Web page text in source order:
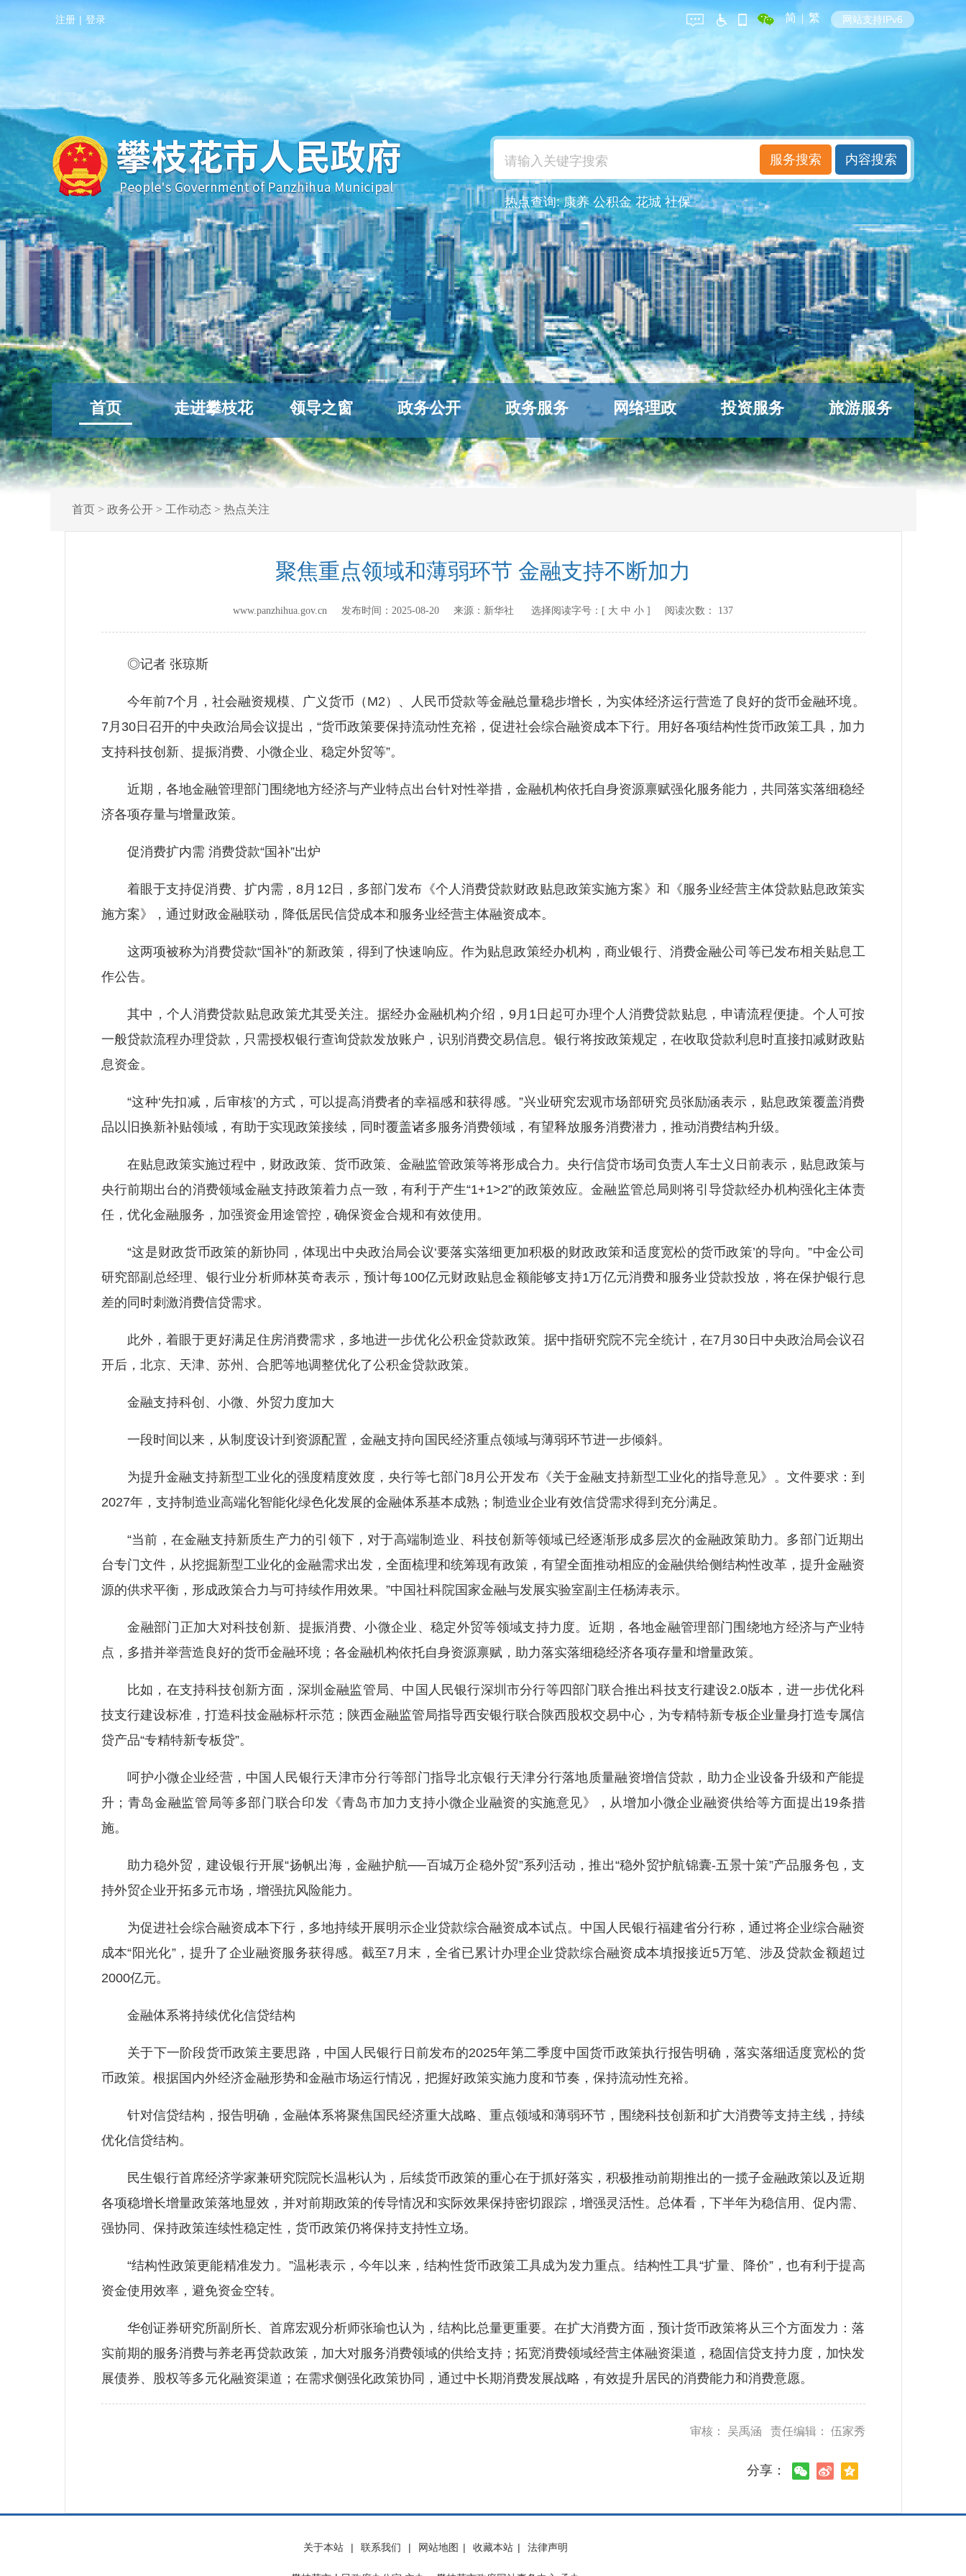
注册 | 登录 简 | 繁 网站支持IPv6
热点查询:康养 公积金 花城 社保
首页 走进攀枝花 领导之窗 政务公开 政务服务 网络理政 投资服务 旅游服务
首页> 政务公开> 工作动态 > 热点关注
聚焦重点领域和薄弱环节 金融支持不断加力
www.panzhihua.gov.cn 发布时间： 2025-08-20 来源： 新华社 选择阅读字号：[ 大 中 小 ] 阅读次数： 137
◎记者 张琼斯
今年前7个月，社会融资规模、广义货币（M2）、人民币贷款等金融总量稳步增长，为实体经济运行营造了良好的货币金融环境。
7月30日召开的中央政治局会议提出，“货币政策要保持流动性充裕，促进社会综合融资成本下行。用好各项结构性货币政策工具，加力
支持科技创新、提振消费、小微企业、稳定外贸等”。
近期，各地金融管理部门围绕地方经济与产业特点出台针对性举措，金融机构依托自身资源禀赋强化服务能力，共同落实落细稳经
济各项存量与增量政策。
促消费扩内需 消费贷款“国补”出炉
着眼于支持促消费、扩内需，8月12日，多部门发布《个人消费贷款财政贴息政策实施方案》和《服务业经营主体贷款贴息政策实
施方案》，通过财政金融联动，降低居民信贷成本和服务业经营主体融资成本。
这两项被称为消费贷款“国补”的新政策，得到了快速响应。作为贴息政策经办机构，商业银行、消费金融公司等已发布相关贴息工
作公告。
其中，个人消费贷款贴息政策尤其受关注。据经办金融机构介绍，9月1日起可办理个人消费贷款贴息，申请流程便捷。个人可按
一般贷款流程办理贷款，只需授权银行查询贷款发放账户，识别消费交易信息。银行将按政策规定，在收取贷款利息时直接扣减财政贴
息资金。
“这种‘先扣减，后审核’的方式，可以提高消费者的幸福感和获得感。”兴业研究宏观市场部研究员张励涵表示，贴息政策覆盖消费
品以旧换新补贴领域，有助于实现政策接续，同时覆盖诸多服务消费领域，有望释放服务消费潜力，推动消费结构升级。
在贴息政策实施过程中，财政政策、货币政策、金融监管政策等将形成合力。央行信贷市场司负责人车士义日前表示，贴息政策与
央行前期出台的消费领域金融支持政策着力点一致，有利于产生“1+1>2”的政策效应。金融监管总局则将引导贷款经办机构强化主体责
任，优化金融服务，加强资金用途管控，确保资金合规和有效使用。
“这是财政货币政策的新协同，体现出中央政治局会议‘要落实落细更加积极的财政政策和适度宽松的货币政策’的导向。”中金公司
研究部副总经理、银行业分析师林英奇表示，预计每100亿元财政贴息金额能够支持1万亿元消费和服务业贷款投放，将在保护银行息
差的同时刺激消费信贷需求。
此外，着眼于更好满足住房消费需求，多地进一步优化公积金贷款政策。据中指研究院不完全统计，在7月30日中央政治局会议召
开后，北京、天津、苏州、合肥等地调整优化了公积金贷款政策。
金融支持科创、小微、外贸力度加大
一段时间以来，从制度设计到资源配置，金融支持向国民经济重点领域与薄弱环节进一步倾斜。
为提升金融支持新型工业化的强度精度效度，央行等七部门8月公开发布《关于金融支持新型工业化的指导意见》。文件要求：到
2027年，支持制造业高端化智能化绿色化发展的金融体系基本成熟；制造业企业有效信贷需求得到充分满足。
“当前，在金融支持新质生产力的引领下，对于高端制造业、科技创新等领域已经逐渐形成多层次的金融政策助力。多部门近期出
台专门文件，从挖掘新型工业化的金融需求出发，全面梳理和统筹现有政策，有望全面推动相应的金融供给侧结构性改革，提升金融资
源的供求平衡，形成政策合力与可持续作用效果。”中国社科院国家金融与发展实验室副主任杨涛表示。
金融部门正加大对科技创新、提振消费、小微企业、稳定外贸等领域支持力度。近期，各地金融管理部门围绕地方经济与产业特
点，多措并举营造良好的货币金融环境；各金融机构依托自身资源禀赋，助力落实落细稳经济各项存量和增量政策。
比如，在支持科技创新方面，深圳金融监管局、中国人民银行深圳市分行等四部门联合推出科技支行建设2.0版本，进一步优化科
技支行建设标准，打造科技金融标杆示范；陕西金融监管局指导西安银行联合陕西股权交易中心，为专精特新专板企业量身打造专属信
贷产品“专精特新专板贷”。
呵护小微企业经营，中国人民银行天津市分行等部门指导北京银行天津分行落地质量融资增信贷款，助力企业设备升级和产能提
升；青岛金融监管局等多部门联合印发《青岛市加力支持小微企业融资的实施意见》，从增加小微企业融资供给等方面提出19条措
施。
助力稳外贸，建设银行开展“扬帆出海，金融护航──百城万企稳外贸”系列活动，推出“稳外贸护航锦囊-五景十策”产品服务包，支
持外贸企业开拓多元市场，增强抗风险能力。
为促进社会综合融资成本下行，多地持续开展明示企业贷款综合融资成本试点。中国人民银行福建省分行称，通过将企业综合融资
成本“阳光化”，提升了企业融资服务获得感。截至7月末，全省已累计办理企业贷款综合融资成本填报接近5万笔、涉及贷款金额超过
2000亿元。
金融体系将持续优化信贷结构
关于下一阶段货币政策主要思路，中国人民银行日前发布的2025年第二季度中国货币政策执行报告明确，落实落细适度宽松的货
币政策。根据国内外经济金融形势和金融市场运行情况，把握好政策实施力度和节奏，保持流动性充裕。
针对信贷结构，报告明确，金融体系将聚焦国民经济重大战略、重点领域和薄弱环节，围绕科技创新和扩大消费等支持主线，持续
优化信贷结构。
民生银行首席经济学家兼研究院院长温彬认为，后续货币政策的重心在于抓好落实，积极推动前期推出的一揽子金融政策以及近期
各项稳增长增量政策落地显效，并对前期政策的传导情况和实际效果保持密切跟踪，增强灵活性。总体看，下半年为稳信用、促内需、
强协同、保持政策连续性稳定性，货币政策仍将保持支持性立场。
“结构性政策更能精准发力。”温彬表示，今年以来，结构性货币政策工具成为发力重点。结构性工具“扩量、降价”，也有利于提高
资金使用效率，避免资金空转。
华创证券研究所副所长、首席宏观分析师张瑜也认为，结构比总量更重要。在扩大消费方面，预计货币政策将从三个方面发力：落
实前期的服务消费与养老再贷款政策，加大对服务消费领域的供给支持；拓宽消费领域经营主体融资渠道，稳固信贷支持力度，加快发
展债券、股权等多元化融资渠道；在需求侧强化政策协同，通过中长期消费发展战略，有效提升居民的消费能力和消费意愿。
审核： 吴禹涵 责任编辑： 伍家秀
分享：
关于本站 | 联系我们 | 网站地图 | 收藏本站 | 法律声明